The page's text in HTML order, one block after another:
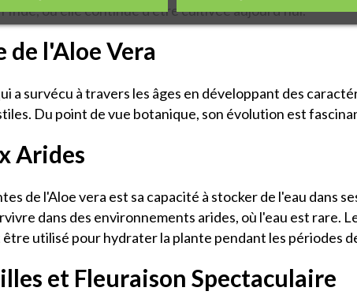
l'Inde, où elle continue d'être cultivée aujourd'hui.
de l'Aloe Vera
a survécu à travers les âges en développant des
Du point de vue botanique, son évolution est
Arides
de l'Aloe vera est sa capacité à stocker de l'eau dans
dans des environnements arides, où l'eau est rare.
utilisé pour hydrater la plante pendant les périodes
et Fleuraison Spectaculaire